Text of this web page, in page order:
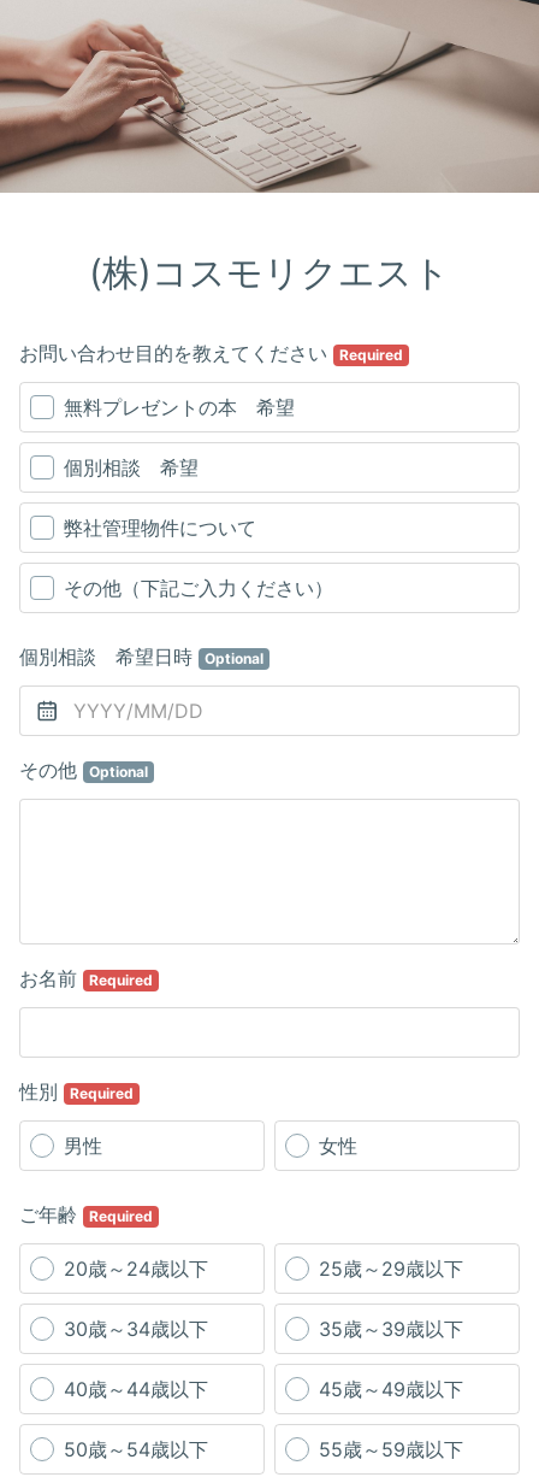
(株)コスモリクエスト
お問い合わせ目的を教えてください Required
無料プレゼントの本 希望
個別相談 希望
弊社管理物件について
その他（下記ご入力ください）
個別相談 希望日時 Optional
その他 Optional
お名前 Required
性別 Required
男性 女性
ご年齢 Required
20歳～24歳以下 25歳～29歳以下
30歳～34歳以下 35歳～39歳以下
40歳～44歳以下 45歳～49歳以下
50歳～54歳以下 55歳～59歳以下